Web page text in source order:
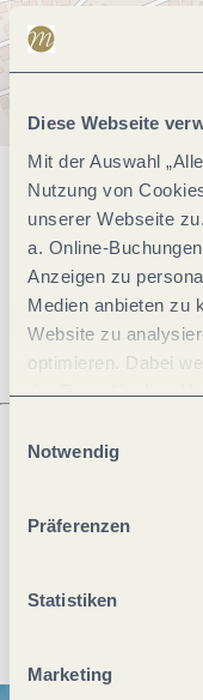
Diese Webseite
Mit der Auswahl
Nutzung von
unserer Webseite
a. Online-
Anzeigen zu
Medien anbieten zu
Website zu
optimieren. Dabei
der Europäischen
jederzeit widerrufen
ablehnen" kann es
Notwendig
Präferenzen
Statistiken
Marketing
Anreise